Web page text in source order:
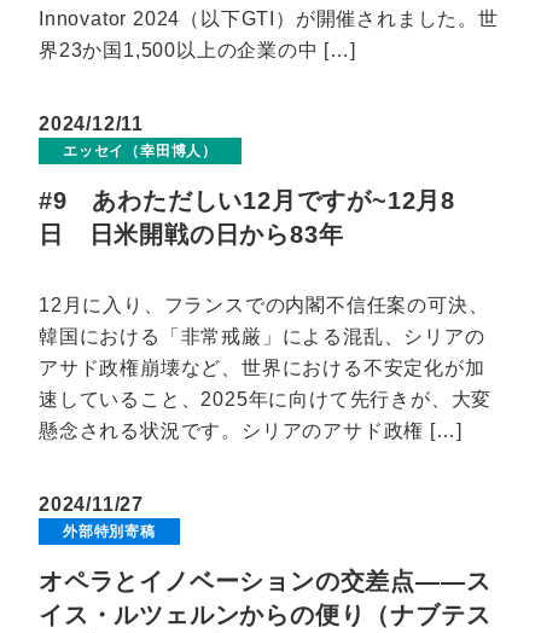
Innovator 2024（以下GTI）が開催されました。世
界23か国1,500以上の企業の中 […]
2024/12/11
エッセイ（幸田博人）
#9 あわただしい12月ですが~12月8
日 日米開戦の日から83年
12月に入り、フランスでの内閣不信任案の可決、
韓国における「非常戒厳」による混乱、シリアの
アサド政権崩壊など、世界における不安定化が加
速していること、2025年に向けて先行きが、大変
懸念される状況です。シリアのアサド政権 […]
2024/11/27
外部特別寄稿
オペラとイノベーションの交差点――ス
イス・ルツェルンからの便り（ナブテス